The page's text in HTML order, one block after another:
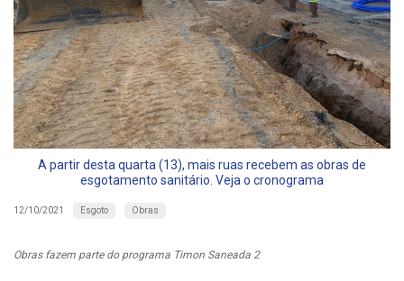
A partir desta quarta (13), mais ruas recebem as obras de
esgotamento sanitário. Veja o cronograma
12/10/2021 Esgoto Obras
Obras fazem parte do programa Timon Saneada 2